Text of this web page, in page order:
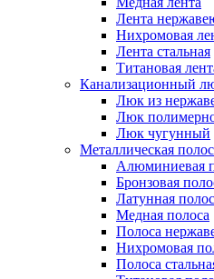
Лента
Нихромовая
Лента стальная
Титановая
Канализационный
Люк из
Люк
Люк чугунный
Металлическая
Алюминиевая
Бронзовая
Латунная
Медная полоса
Полоса
Нихромовая
Полоса